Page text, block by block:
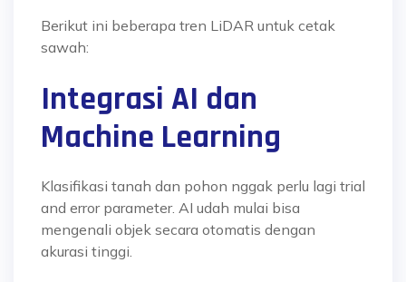
Berikut ini beberapa tren LiDAR untuk cetak
sawah:
Integrasi AI dan
Machine Learning
Klasifikasi tanah dan pohon nggak perlu lagi trial
and error parameter. AI udah mulai bisa
mengenali objek secara otomatis dengan
akurasi tinggi.